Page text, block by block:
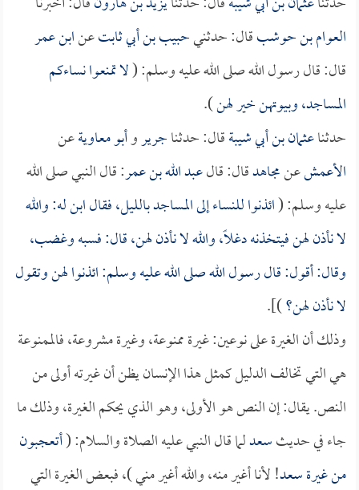
العوام بن حوشبقال: حدثنيحبيب بن أبي ثابتعنابن عمر
قال: قال رسول الله صلى الله عليه وسلم: (لا تمنعوا نساءكم
المساجد، وبيوتهن خير لهن).
حدثناعثمان بن أبي شيبةقال: حدثناجريروأبو معاويةعن
الأعمشعنمجاهدقال: قالعبد الله بن عمر: قال النبي صلى الله
عليه وسلم: (ائذنوا للنساء إلى المساجد بالليل، فقال ابن له: والله
لا نأذن لهن فيتخذنه دغلاً، والله لا نأذن لهن، قال: فسبه وغضب،
وقال: أقول: قال رسول الله صلى الله عليه وسلم: ائذنوا لهن وتقول
لا نأذن لهن؟)].
وذلك أن الغيرة على نوعين: غيرة ممنوعة، وغيرة مشروعة، فالممنوعة
هي التي تخالف الدليل كمثل هذا الإنسان يظن أن غيرته أولى من
النص. يقال: إن النص هو الأولى، وهو الذي يحكم الغيرة، وذلك ما
جاء في حديثسعدلما قال النبي عليه الصلاة والسلام: (أتعجبون
من غيرةسعد! لأنا أغير منه، والله أغير مني )، فبعض الغيرة التي